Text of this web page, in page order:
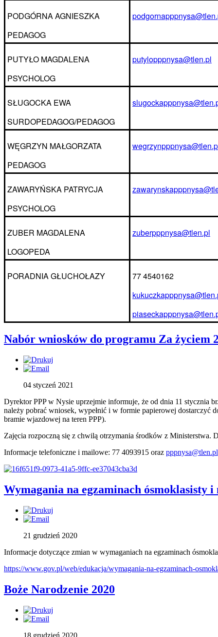
PODGÓRNA AGNIESZKA
PEDAGOG
PUTYŁO MAGDALENA
PSYCHOLOG
putylopppnysa@tlen.pl
SŁUGOCKA EWA
SURDOPEDAGOG/PEDAGOG
WĘGRZYN MAŁGORZATA
PEDAGOG
ZAWARYŃSKA PATRYCJA
PSYCHOLOG
ZUBER MAGDALENA
LOGOPEDA
zuberpppnysa@tlen.pl
PORADNIA GŁUCHOŁAZY
77 4540162
Nabór wniosków do programu Za życiem
04 styczeń 2021
Dyrektor PPP w Nysie uprzejmie informuje, że od dnia 11 stycznia
należy pobrać wniosek, wypełnić i w formie papierowej dostarczyć
bramie wjazdowej na teren PPP).
Zajęcia rozpoczną się z chwilą otrzymania środków z Ministerstwa.
Informacje telefoniczne i mailowe: 77 4093915 oraz pppnysa@tlen.pl
Wymagania na egzaminach ósmoklasisty
21 grudzień 2020
Informacje dotyczące zmian w wymaganiach na egzaminach
https://www.gov.pl/web/edukacja/wymagania-na-egzaminach-
Boże Narodzenie 2020
18 grudzień 2020